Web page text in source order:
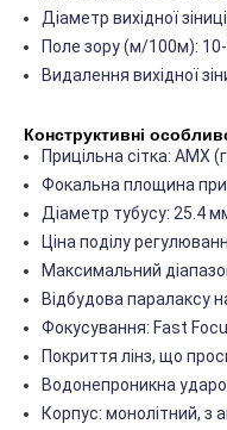
Діаметр вихідної
Поле зору (м/100м):
Видалення вихідної
Конструктивні
Прицільна сітка: AMX
Фокальна площина
Діаметр тубусу: 25.4
Ціна поділу
Максимальний
Відбудова паралаксу
Фокусування: Fast
Покриття лінз, що
Водонепроникна
Корпус: монолітний, з